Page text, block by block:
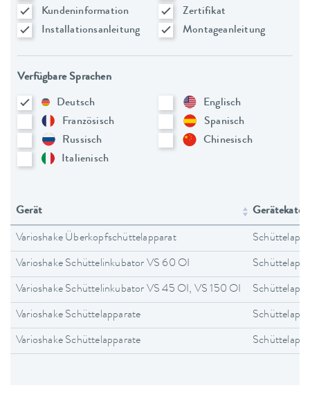
Kundeninformation
Zertifikat
Installationsanleitung
Montageanleitung
Verfügbare Sprachen
Deutsch
Englisch
Französisch
Spanisch
Russisch
Chinesisch
Italienisch
Gerät
Varioshake Überkopfschüttelapparat
Varioshake Schüttelinkubator VS 60 OI
Varioshake Schüttelinkubator VS 45 OI, VS 150 OI
Varioshake Schüttelapparate
Varioshake Schüttelapparate